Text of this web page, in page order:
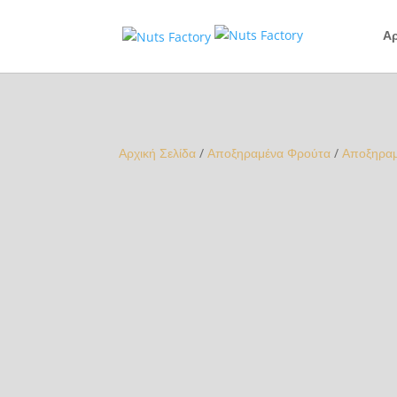
Αρχική Σελίδα /Αποξηραμένα Φρούτα /